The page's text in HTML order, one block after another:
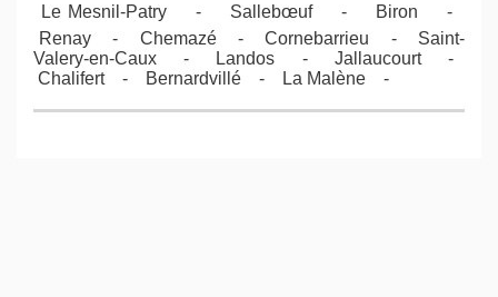
Le Mesnil-Patry - Sallebœuf - Biron -
Renay - Chemazé - Cornebarrieu - Saint-
Valery-en-Caux - Landos - Jallaucourt -
Chalifert - Bernardvillé - La Malène -